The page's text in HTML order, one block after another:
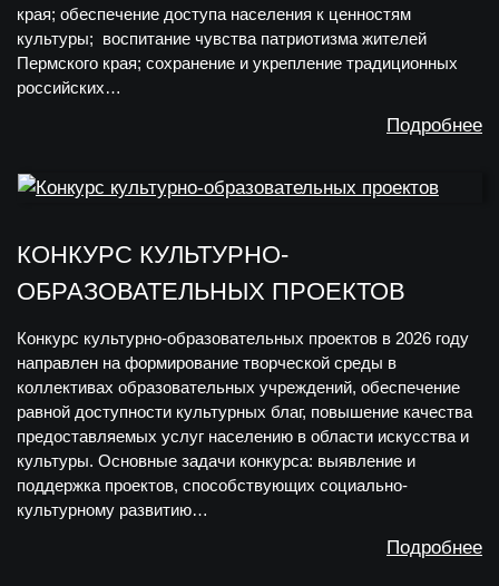
края; обеспечение доступа населения к ценностям
культуры; воспитание чувства патриотизма жителей
Пермского края; сохранение и укрепление традиционных
российских…
Подробнее
КОНКУРС КУЛЬТУРНО-
ОБРАЗОВАТЕЛЬНЫХ ПРОЕКТОВ
Конкурс культурно-образовательных проектов в 2026 году
направлен на формирование творческой среды в
коллективах образовательных учреждений, обеспечение
равной доступности культурных благ, повышение качества
предоставляемых услуг населению в области искусства и
культуры. Основные задачи конкурса: выявление и
поддержка проектов, способствующих социально-
культурному развитию…
Подробнее